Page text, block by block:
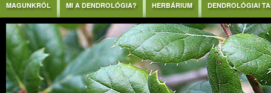
MAGUNKRÓL MI A DENDROLÓGIA? HERBÁRIUM DENDROLÓGIAI